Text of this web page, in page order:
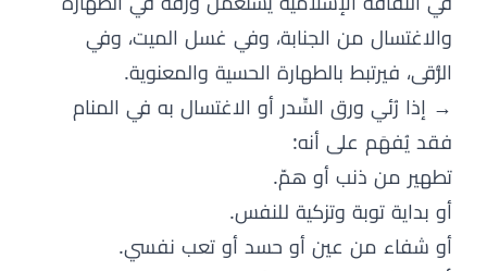
والاغتسال من الجنابة، وفي غسل الميت، وفي
الرُّقى، فيرتبط بالطهارة الحسية والمعنوية.
→ إذا رُئي ورق السِّدر أو الاغتسال به في المنام
فقد يُفهَم على أنه:
تطهير من ذنب أو همّ.
أو بداية توبة وتزكية للنفس.
أو شفاء من عين أو حسد أو تعب نفسي.